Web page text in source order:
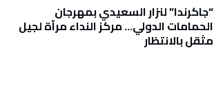
“جاكرندا” لنزار السعيدي بمهرجان
الحمامات الدولي… مركز النداء مرآة لجيل
مثقل بالانتظار